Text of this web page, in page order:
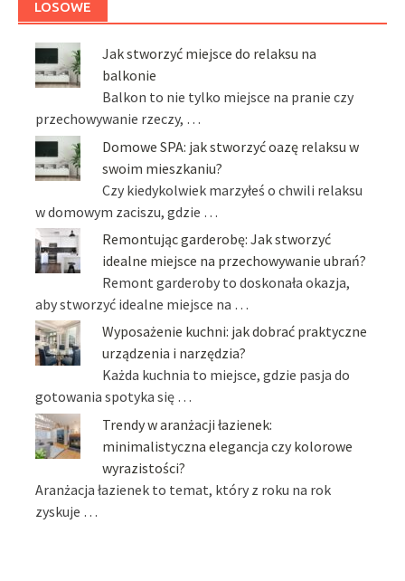
LOSOWE
Jak stworzyć miejsce do relaksu na
balkonie
Balkon to nie tylko miejsce na pranie czy
przechowywanie rzeczy, …
Domowe SPA: jak stworzyć oazę relaksu w
swoim mieszkaniu?
Czy kiedykolwiek marzyłeś o chwili relaksu
w domowym zaciszu, gdzie …
Remontując garderobę: Jak stworzyć
idealne miejsce na przechowywanie ubrań?
Remont garderoby to doskonała okazja,
aby stworzyć idealne miejsce na …
Wyposażenie kuchni: jak dobrać praktyczne
urządzenia i narzędzia?
Każda kuchnia to miejsce, gdzie pasja do
gotowania spotyka się …
Trendy w aranżacji łazienek:
minimalistyczna elegancja czy kolorowe
wyrazistości?
Aranżacja łazienek to temat, który z roku na rok
zyskuje …